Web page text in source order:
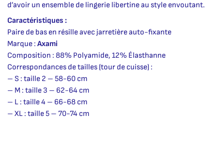
d’avoir un ensemble de lingerie libertine au style envoutant.
Caractéristiques :
Paire de bas en résille avec jarretière auto-fixante
Marque : Axami
Composition : 88% Polyamide, 12% Élasthanne
Correspondances de tailles (tour de cuisse) :
– S : taille 2 – 58-60 cm
– M : taille 3 – 62-64 cm
– L : taille 4 – 66-68 cm
– XL : taille 5 – 70-74 cm